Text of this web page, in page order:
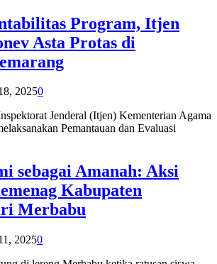
Program, Itjen
Asta Protas di
20250
Jenderal (Itjen) Kementerian Agama
Pemantauan dan Evaluasi
sebagai Amanah: Aksi
Kabupaten
Merbabu
20250